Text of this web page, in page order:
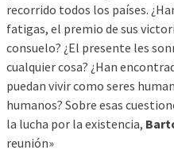
recorrido todos los países.
fatigas, el premio de sus
consuelo? ¿El presente les
cualquier cosa? ¿Han
puedan vivir como seres
humanos? Sobre esas
la lucha por la existencia,
reunión»